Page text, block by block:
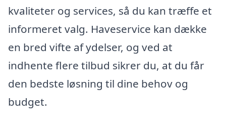
kvaliteter og services, så du kan træffe et
informeret valg. Haveservice kan dække
en bred vifte af ydelser, og ved at
indhente flere tilbud sikrer du, at du får
den bedste løsning til dine behov og
budget.